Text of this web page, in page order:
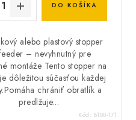
DO KOŠÍKA
alebo plastový stopper
– nevyhnutný pre
montáže Tento stopper na
dôležitou súčasťou každej
chrániť obratlík a
predlžuje...
Kód: 8100-171